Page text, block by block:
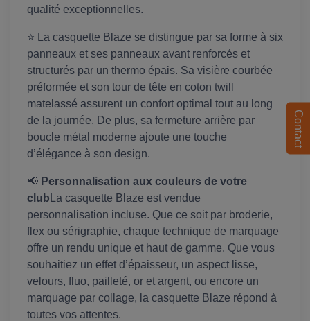
qualité exceptionnelles.
⭐ La casquette Blaze se distingue par sa forme à six
panneaux et ses panneaux avant renforcés et
structurés par un thermo épais. Sa visière courbée
préformée et son tour de tête en coton twill
matelassé assurent un confort optimal tout au long
de la journée. De plus, sa fermeture arrière par
boucle métal moderne ajoute une touche
d’élégance à son design.
📢 Personnalisation aux couleurs de votre
club La casquette Blaze est vendue
personnalisation incluse. Que ce soit par broderie,
flex ou sérigraphie, chaque technique de marquage
offre un rendu unique et haut de gamme. Que vous
souhaitiez un effet d’épaisseur, un aspect lisse,
velours, fluo, pailleté, or et argent, ou encore un
marquage par collage, la casquette Blaze répond à
toutes vos attentes.
Contact